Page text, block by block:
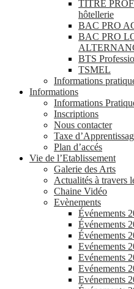
TITRE
hôtellerie
BAC PRO
BAC PRO
BTS
TSMEL
Informations
Informations
Informations
Inscriptions
Nous contacter
Taxe
Plan d’accés
Vie de l’Etablissement
Galerie des Arts
Actualités à travers
Chaine Vidéo
Evènements
Événements
Événements
Événements
Evénements
Evénements
Evénements
Evénements